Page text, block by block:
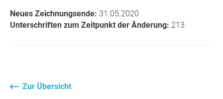
Neues Zeichnungsende: 31.05.2020
Unterschriften zum Zeitpunkt der Änderung: 213
Zur Übersicht